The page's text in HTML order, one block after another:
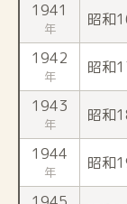
1941
年 昭和
1942
年 昭和
1943
年 昭和
1944
年 昭和